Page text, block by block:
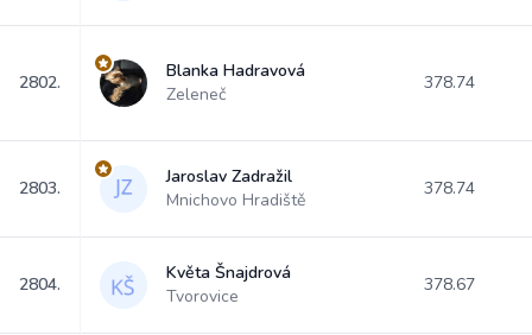
2802.
Blanka Hadravová
Zeleneč
378.74
2803.
Jaroslav Zadražil
Mnichovo Hradiště
378.74
2804.
Květa Šnajdrová
Tvorovice
378.67